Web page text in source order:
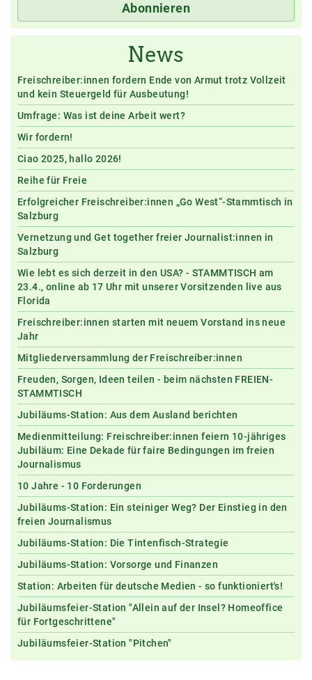
Abonnieren
News
Freischreiber:innen fordern Ende von Armut trotz Vollzeit
und kein Steuergeld für Ausbeutung!
Umfrage: Was ist deine Arbeit wert?
Wir fordern!
Ciao 2025, hallo 2026!
Reihe für Freie
Erfolgreicher Freischreiber:innen „Go West“-Stammtisch in
Salzburg
Vernetzung und Get together freier Journalist:innen in
Salzburg
Wie lebt es sich derzeit in den USA? - STAMMTISCH am
23.4., online ab 17 Uhr mit unserer Vorsitzenden live aus
Florida
Freischreiber:innen starten mit neuem Vorstand ins neue
Jahr
Mitgliederversammlung der Freischreiber:innen
Freuden, Sorgen, Ideen teilen - beim nächsten FREIEN-
STAMMTISCH
Jubiläums-Station: Aus dem Ausland berichten
Medienmitteilung: Freischreiber:innen feiern 10-jähriges
Jubiläum: Eine Dekade für faire Bedingungen im freien
Journalismus
10 Jahre - 10 Forderungen
Jubiläums-Station: Ein steiniger Weg? Der Einstieg in den
freien Journalismus
Jubiläums-Station: Die Tintenfisch-Strategie
Jubiläums-Station: Vorsorge und Finanzen
Station: Arbeiten für deutsche Medien - so funktioniert's!
Jubiläumsfeier-Station "Allein auf der Insel? Homeoffice
für Fortgeschrittene"
Jubiläumsfeier-Station "Pitchen"